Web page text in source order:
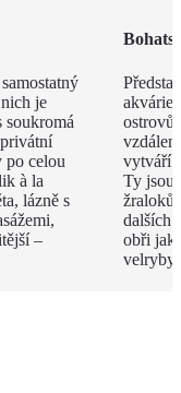
je
soukromá
po celou
à la
lázně s
–
ostrovů
vytváří
Ty jsou
dalších
obři
velryby.